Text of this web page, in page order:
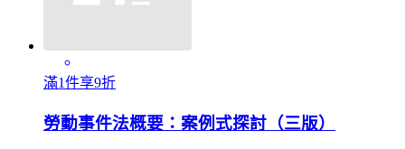
滿1件享9折
勞動事件法概要：案例式探討（三版）